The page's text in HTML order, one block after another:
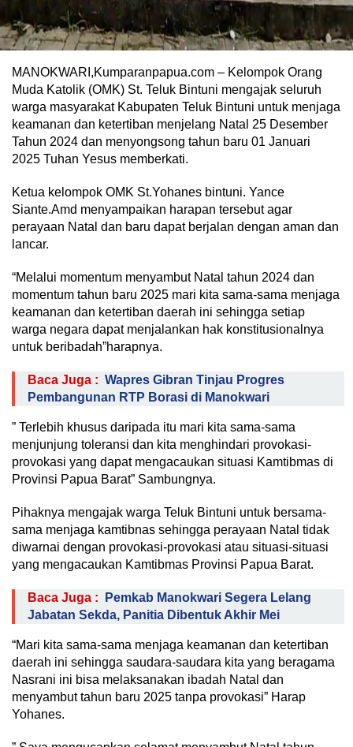
MANOKWARI,Kumparanpapua.com – Kelompok Orang
Muda Katolik (OMK) St. Teluk Bintuni mengajak seluruh
warga masyarakat Kabupaten Teluk Bintuni untuk menjaga
keamanan dan ketertiban menjelang Natal 25 Desember
Tahun 2024 dan menyongsong tahun baru 01 Januari
2025 Tuhan Yesus memberkati.
Ketua kelompok OMK St.Yohanes bintuni. Yance
Siante.Amd menyampaikan harapan tersebut agar
perayaan Natal dan baru dapat berjalan dengan aman dan
lancar.
“Melalui momentum menyambut Natal tahun 2024 dan
momentum tahun baru 2025 mari kita sama-sama menjaga
keamanan dan ketertiban daerah ini sehingga setiap
warga negara dapat menjalankan hak konstitusionalnya
untuk beribadah”harapnya.
Baca Juga : Wapres Gibran Tinjau Progres
Pembangunan RTP Borasi di Manokwari
” Terlebih khusus daripada itu mari kita sama-sama
menjunjung toleransi dan kita menghindari provokasi-
provokasi yang dapat mengacaukan situasi Kamtibmas di
Provinsi Papua Barat” Sambungnya.
Pihaknya mengajak warga Teluk Bintuni untuk bersama-
sama menjaga kamtibnas sehingga perayaan Natal tidak
diwarnai dengan provokasi-provokasi atau situasi-situasi
yang mengacaukan Kamtibmas Provinsi Papua Barat.
Baca Juga :
Pemkab Manokwari Segera Lelang
Jabatan Sekda, Panitia Dibentuk Akhir Mei
“Mari kita sama-sama menjaga keamanan dan ketertiban
daerah ini sehingga saudara-saudara kita yang beragama
Nasrani ini bisa melaksanakan ibadah Natal dan
menyambut tahun baru 2025 tanpa provokasi” Harap
Yohanes.